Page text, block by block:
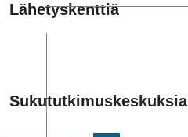
Lähetyskenttiä
Sukututkimuskeskuksia